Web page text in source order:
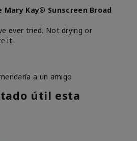
Mary Kay® Sunscreen Broad
ever tried. Not drying or
it.
a un amigo
útil esta